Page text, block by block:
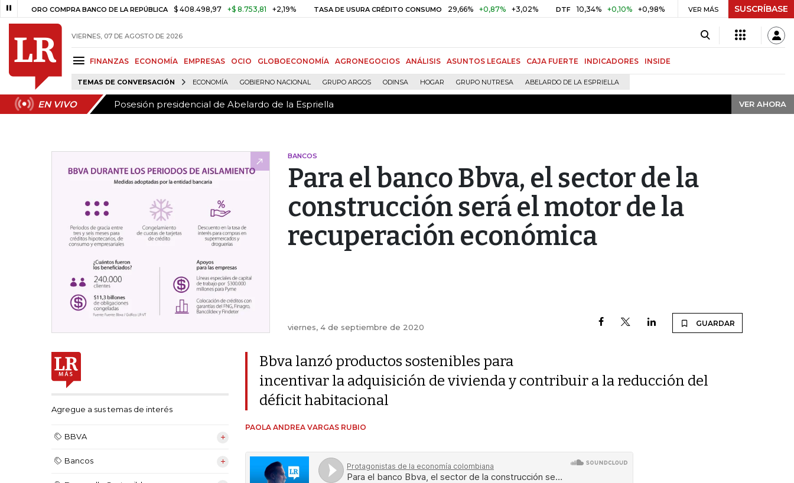
ORO COMPRA BANCO DE LA REPÚBLICA $ 408.498,97 +$ 8.753,81 +2,19% TASA DE USURA CRÉDITO CONSUMO 29,66% +0,87% +3,02% DTF 10,34% +0,10% +0,98% UVR $ 416,91 +$ 0,05 +0,01%
VER MÁS SUSCRÍBASE
VIERNES, 07 DE AGOSTO DE 2026
FINANZAS ECONOMÍA EMPRESAS OCIO GLOBOECONOMÍA AGRONEGOCIOS ANÁLISIS ASUNTOS LEGALES CAJA FUERTE INDICADORES INSIDE
TEMAS DE CONVERSACIÓN ECONOMÍA GOBIERNO NACIONAL GRUPO ARGOS ODINSA HOGAR GRUPO NUTRESA ABELARDO DE LA ESPRIELLA
EN VIVO Posesión presidencial de Abelardo de la Espriella VER AHORA
EN VIVO Posesión presidencial de Abelardo de la Espriella VER AHORA
BANCOS
Para el banco Bbva, el sector de la
construcción será el motor de la
recuperación económica
viernes, 4 de septiembre de 2020 GUARDAR
Agregue a sus temas de interés
BBVA
Bancos
Bbva lanzó productos sostenibles para
incentivar la adquisición de vivienda y contribuir a la reducción del
déficit habitacional
PAOLA ANDREA VARGAS RUBIO